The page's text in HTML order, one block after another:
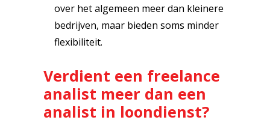
over het algemeen meer dan kleinere
bedrijven, maar bieden soms minder
flexibiliteit.
Verdient een freelance
analist meer dan een
analist in loondienst?